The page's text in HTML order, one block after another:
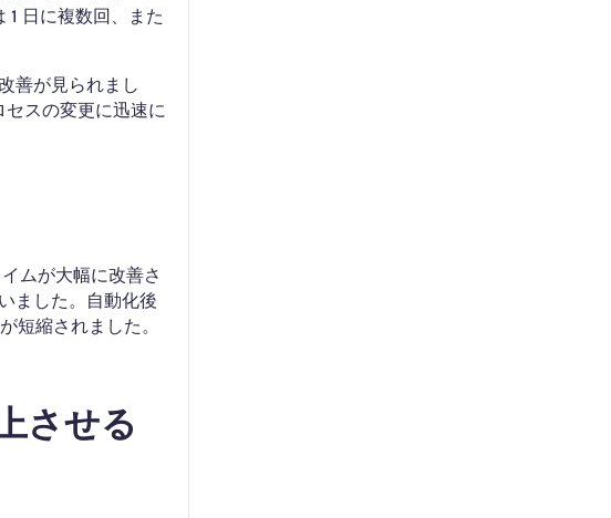
日に複数回、また
善が見られまし
スの変更に迅速に
ムが大幅に改善さ
ました。自動化後
短縮されました。
させる